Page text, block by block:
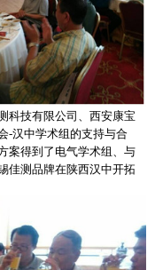
技有限公司、西安康宝
-汉中学术组的支持与合
案得到了电气学术组、与
佳测品牌在陕西汉中开拓